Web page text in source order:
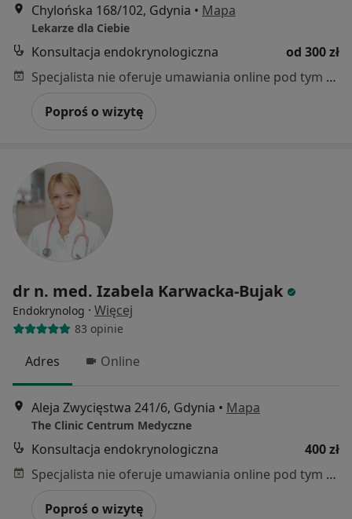
Chylońska 168/102, Gdynia • Mapa
Lekarze dla Ciebie
Konsultacja endokrynologiczna
od 300 zł
Specjalista nie oferuje umawiania online pod tym adresem.
Poproś o wizytę
dr n. med. Izabela Karwacka-Bujak
Endokrynolog · Więcej
83 opinie
Adres Online
Aleja Zwycięstwa 241/6, Gdynia • Mapa
The Clinic Centrum Medyczne
Konsultacja endokrynologiczna
400 zł
Specjalista nie oferuje umawiania online pod tym adresem.
Poproś o wizytę